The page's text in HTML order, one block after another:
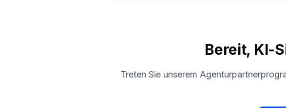
Bereit, KI-
Treten Sie unserem